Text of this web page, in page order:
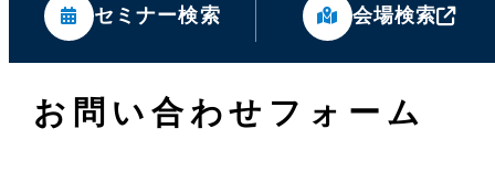
セミナー検索 会場検索
お問い合わせフォーム